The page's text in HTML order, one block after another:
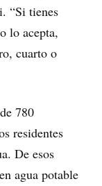
“Si tienes
lo acepta,
cuarto o
780
residentes
De esos
agua potable